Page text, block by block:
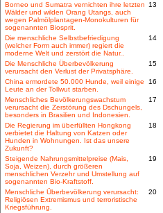
Borneo und Sumatra vernichten ihre letzten
Wälder und wilden Orang Utangs, auch
wegen Palmölplantagen-Monokulturen für
sogenannten Biosprit.
13
Die menschliche Selbstbefriedigung
(welcher Form auch immer) regiert die
moderne Welt und zerstört die Natur..
14
Die Menschliche Überbevölkerung
verursacht den Verlust der Privatsphäre.
15
China ermordete 50.000 Hunde, weil einige
Leute an der Tollwut starben.
16
Menschliches Bevölkerungswachstum
verursacht die Zerstörung des Dschungels,
besonders in Brasilien und Indonesien.
17
Die Regierung im überfüllten Hongkong
verbietet die Haltung von Katzen oder
Hunden in Wohnungen. Ist das unsere
Zukunft?
18
Steigende Nahrungsmittelpreise (Mais,
Soja, Weizen), durch größeren
menschlichen Verzehr und Umstellung auf
sogenannten Bio-Kraftstoff.
19
Menschliche Überbevölkerung verursacht:
Religiösen Extremismus und terroristische
Kriegsführung.
20